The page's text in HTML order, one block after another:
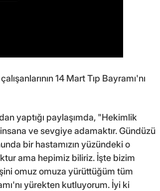
14 Mart Tıp Bayramı'nı
yaptığı paylaşımda, "Hekimlik
ve sevgiye adamaktır. Gündüzü
bir hastamızın yüzündeki o
ama hepimiz biliriz. İşte bizim
omuz omuza yürüttüğüm tüm
yürekten kutluyorum. İyi ki